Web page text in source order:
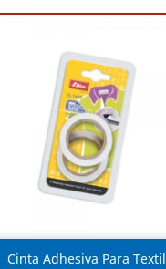
Cinta Adhesiva Para Textil